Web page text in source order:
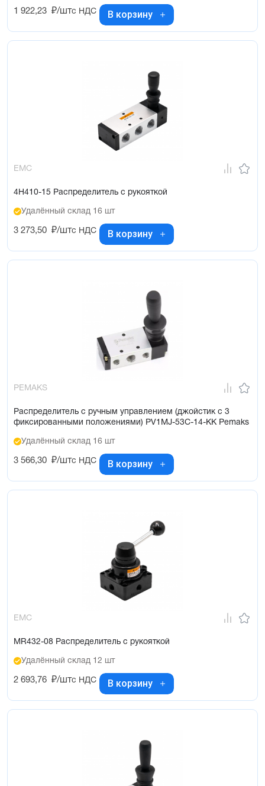
1 922,23 ₽/штс НДС В корзину
EMC
4H410-15 Распределитель с рукояткой
Удалённый склад 16 шт
3 273,50 ₽/штс НДС В корзину
PEMAKS
Распределитель с ручным управлением (джойстик с 3
фиксированными положениями) PV1MJ-53C-14-KK Pemaks
Удалённый склад 16 шт
3 566,30 ₽/штс НДС В корзину
EMC
MR432-08 Распределитель с рукояткой
Удалённый склад 12 шт
2 693,76 ₽/штс НДС В корзину